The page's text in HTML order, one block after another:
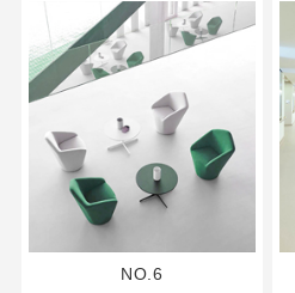
NO.6